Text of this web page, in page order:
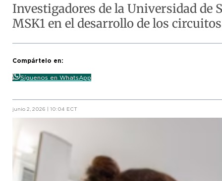
Investigadores de la Universidad
MSK1 en el desarrollo de los
Compártelo en:
Síguenos en WhatsApp
junio 2, 2026 | 10:04 ECT